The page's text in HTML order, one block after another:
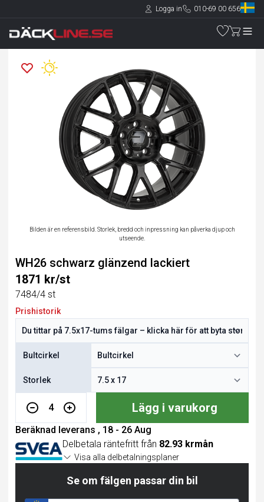
Logga in 010-69 00 656
Bilden är en referensbild. Storlek, bredd och inpressning kan påverka djup och
utseende.
WH26 schwarz glänzend lackiert
1871 kr/st
7484/4 st
Prishistorik
Bultcirkel
Storlek
4 Lägg i varukorg
Beräknad leverans , 18 - 26 Aug
Delbetala räntefritt från 82.93 krmån
Visa alla delbetalningsplaner
Se om fälgen passar din bil